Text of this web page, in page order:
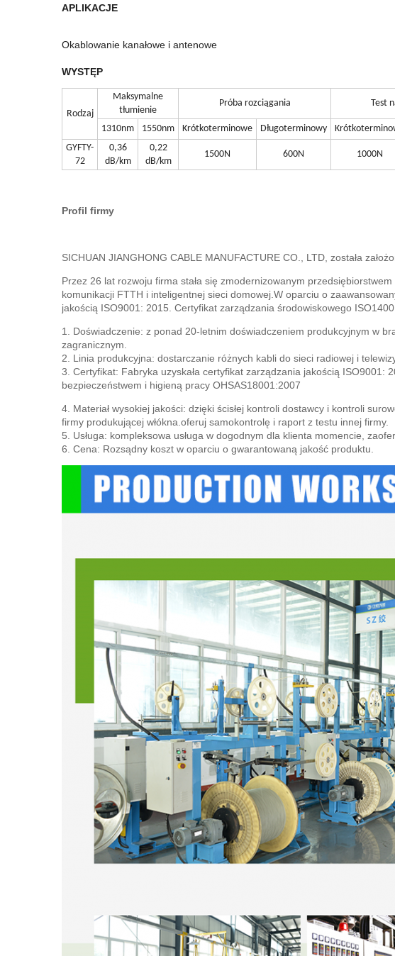
APLIKACJE
Okablowanie kanałowe i antenowe
WYSTĘP
Rodzaj
Maksymalne
tłumienie
Próba rozciągania Test
1310nm 1550nm Krótkoterminowe Długoterminowy
GYFTY-
72
0,36
dB/km
0,22
dB/km
1500N 600N 1000N
Profil firmy
SICHUAN JIANGHONG CABLE MANUFACTURE CO., LTD, została
Przez 26 lat rozwoju firma stała się zmodernizowanym
komunikacji FTTH i inteligentnej sieci domowej. W oparciu o
jakością ISO9001: 2015. Certyfikat zarządzania środowiskowego
1. Doświadczenie: z ponad 20-letnim doświadczeniem produkcyjnym w
zagranicznym.
2. Linia produkcyjna: dostarczanie różnych kabli do sieci radiowej i
3. Certyfikat: Fabryka uzyskała certyfikat zarządzania jakością
bezpieczeństwem i higieną pracy OHSAS18001:2007
4. Materiał wysokiej jakości: dzięki ścisłej kontroli dostawcy i kontroli
firmy produkującej włókna.oferuj samokontrolę i raport z testu innej firmy.
5. Usługa: kompleksowa usługa w dogodnym dla klienta momencie,
6. Cena: Rozsądny koszt w oparciu o gwarantowaną jakość produktu.